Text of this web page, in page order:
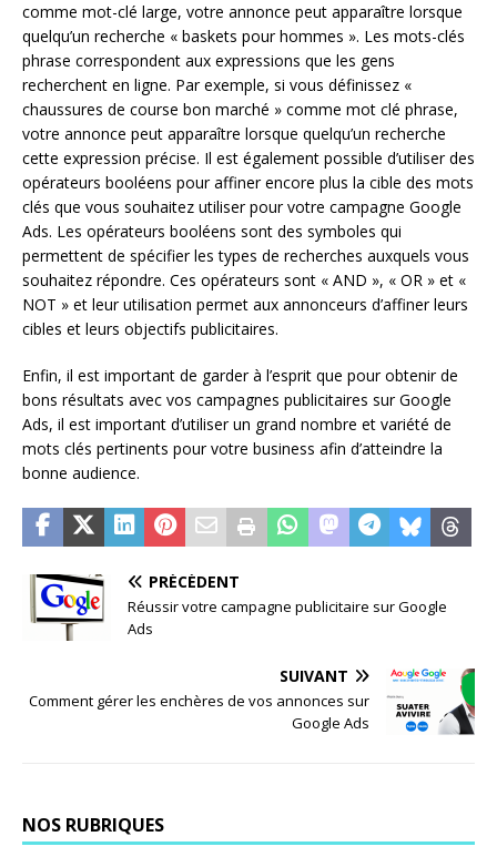
comme mot-clé large, votre annonce peut apparaître lorsque
quelqu’un recherche « baskets pour hommes ». Les mots-clés
phrase correspondent aux expressions que les gens
recherchent en ligne. Par exemple, si vous définissez «
chaussures de course bon marché » comme mot clé phrase,
votre annonce peut apparaître lorsque quelqu’un recherche
cette expression précise. Il est également possible d’utiliser des
opérateurs booléens pour affiner encore plus la cible des mots
clés que vous souhaitez utiliser pour votre campagne Google
Ads. Les opérateurs booléens sont des symboles qui
permettent de spécifier les types de recherches auxquels vous
souhaitez répondre. Ces opérateurs sont « AND », « OR » et «
NOT » et leur utilisation permet aux annonceurs d’affiner leurs
cibles et leurs objectifs publicitaires.
Enfin, il est important de garder à l’esprit que pour obtenir de
bons résultats avec vos campagnes publicitaires sur Google
Ads, il est important d’utiliser un grand nombre et variété de
mots clés pertinents pour votre business afin d’atteindre la
bonne audience.
PRÉCÉDENT
Réussir votre campagne publicitaire sur Google
Ads
SUIVANT
Comment gérer les enchères de vos annonces sur
Google Ads
NOS RUBRIQUES